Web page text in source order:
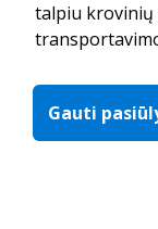
talpiu krovinių
Gauti